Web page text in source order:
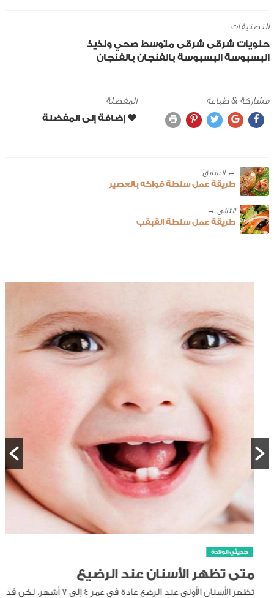
التصنيفات
حلويات شرقى شرقى متوسط صحي ولذيذ
البسبوسة البسبوسة بالفنجان بالفنجان
مشاركة & طباعة المفضلة
← ‎السابق
طريقة عمل سلطة فواكه بالعصير
طريقة عمل سلطة القبقب
حديثي الولادة
متى تظهر الأسنان عند الرضيع
تظهر الأسنان الأولى عند الرضع عادة في عمر 4 إلى 7 أشهر، لكن قد